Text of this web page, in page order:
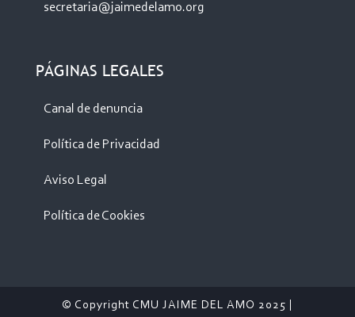
secretaria@jaimedelamo.org
PÁGINAS LEGALES
Canal de denuncia
Política de Privacidad
Aviso Legal
Política de Cookies
© Copyright CMU JAIME DEL AMO 2025 |